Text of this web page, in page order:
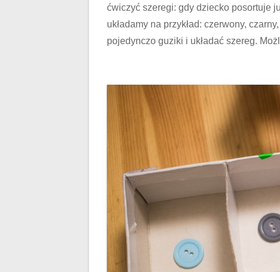
ćwiczyć szeregi: gdy dziecko posortuje
układamy na przykład: czerwony,
pojedynczo guziki i układać szereg.